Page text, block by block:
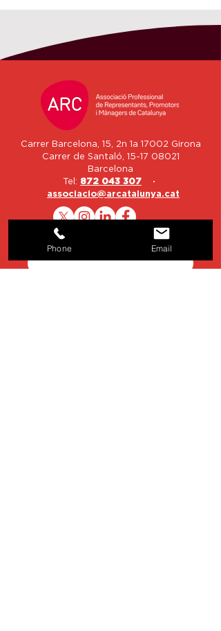
Carrer Barcelona, 15, 2n 1a 17002 Girona
Carrer de Santaló, 15-17 08021
Barcelona
Tel: 872 043 307 ·
associacio@arcatalunya.cat
Nom
Phone Email